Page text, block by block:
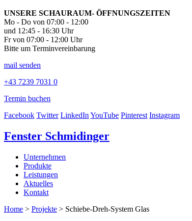
UNSERE SCHAURAUM- ÖFFNUNGSZEITEN
Mo - Do von 07:00 - 12:00
und 12:45 - 16:30 Uhr
Fr von 07:00 - 12:00 Uhr
Bitte um Terminvereinbarung
mail senden
+43 7239 7031 0
Termin buchen
Facebook Twitter LinkedInYouTube Pinterest Instagram
Fenster Schmidinger
Unternehmen
Produkte
Leistungen
Aktuelles
Kontakt
Home > Projekte > Schiebe-Dreh-System Glas